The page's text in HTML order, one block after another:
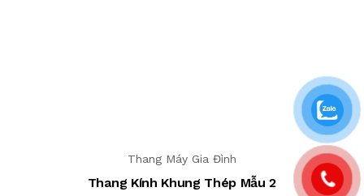
Thang Máy Gia Đình
Thang Kính Khung Thép Mẫu 2